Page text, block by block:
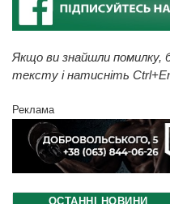
Якщо ви знайшли помилку,
тексту і натисніть
Реклама
ОСТАННІ НОВИНИ